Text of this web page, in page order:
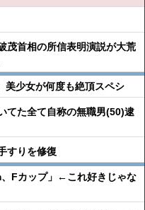
茂首相の所信表明演説が大荒
美少女が何度も絶頂スペシ
てた全て自称の無職男(50)逮
すりを修復
、Fカップ」←これ好きじゃな